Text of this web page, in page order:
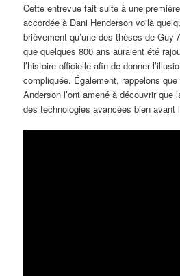
Cette entrevue fait suite à une
accordée à Dani Henderson voilà
brièvement qu’une des thèses de Guy
que quelques 800 ans auraient été
l’histoire officielle afin de donner
compliquée. Également, rappelons
Anderson l’ont amené à découvrir que
des technologies avancées bien avant